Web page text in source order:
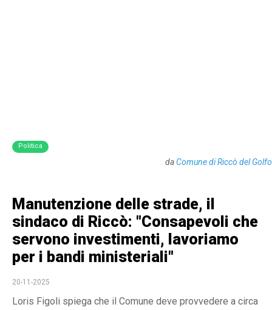
Politica
daComune di Riccò del Golfo
Manutenzione delle strade, il
sindaco di Riccò: "Consapevoli che
servono investimenti, lavoriamo
per i bandi ministeriali"
20-11-2025
Loris Figoli spiega che il Comune deve provvedere a circa